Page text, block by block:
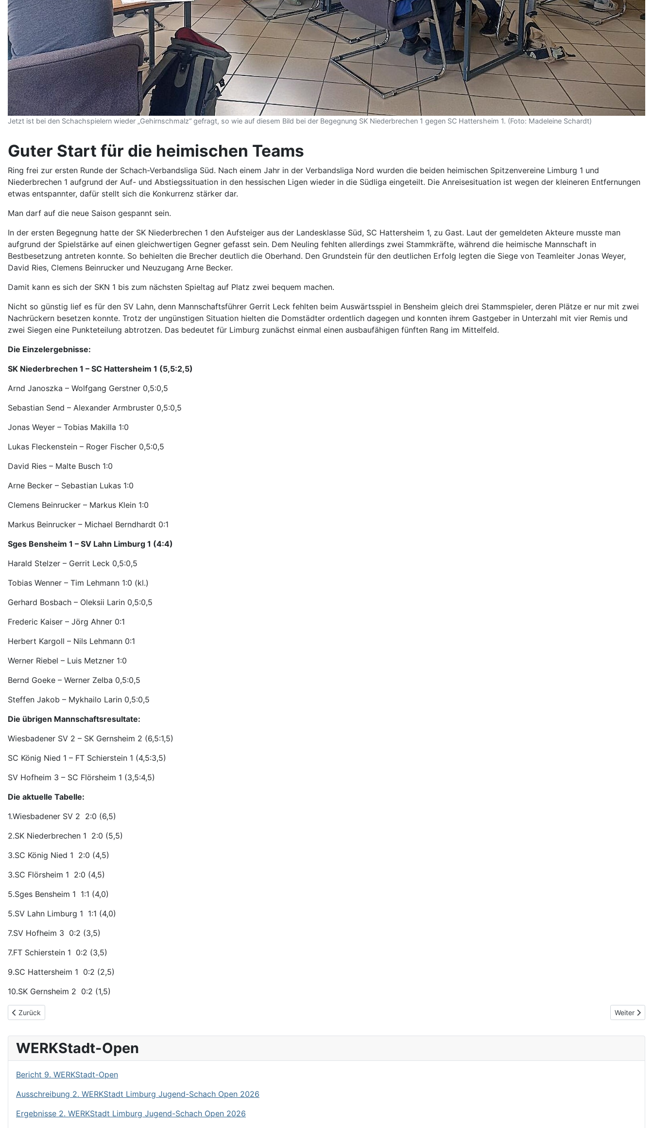
Jetzt ist bei den Schachspielern wieder „Gehirnschmalz“ gefragt, so wie auf diesem Bild bei der Begegnung SK Niederbrechen 1 gegen SC Hattersheim 1. (Foto: Madeleine Schardt)
Guter Start für die heimischen Teams
Ring frei zur ersten Runde der Schach-Verbandsliga Süd. Nach einem Jahr in der Verbandsliga Nord wurden die beiden heimischen Spitzenvereine Limburg 1 und
Niederbrechen 1 aufgrund der Auf- und Abstiegssituation in den hessischen Ligen wieder in die Südliga eingeteilt. Die Anreisesituation ist wegen der kleineren Entfernungen
etwas entspannter, dafür stellt sich die Konkurrenz stärker dar.
Man darf auf die neue Saison gespannt sein.
In der ersten Begegnung hatte der SK Niederbrechen 1 den Aufsteiger aus der Landesklasse Süd, SC Hattersheim 1, zu Gast. Laut der gemeldeten Akteure musste man
aufgrund der Spielstärke auf einen gleichwertigen Gegner gefasst sein. Dem Neuling fehlten allerdings zwei Stammkräfte, während die heimische Mannschaft in
Bestbesetzung antreten konnte. So behielten die Brecher deutlich die Oberhand. Den Grundstein für den deutlichen Erfolg legten die Siege von Teamleiter Jonas Weyer,
David Ries, Clemens Beinrucker und Neuzugang Arne Becker.
Damit kann es sich der SKN 1 bis zum nächsten Spieltag auf Platz zwei bequem machen.
Nicht so günstig lief es für den SV Lahn, denn Mannschaftsführer Gerrit Leck fehlten beim Auswärtsspiel in Bensheim gleich drei Stammspieler, deren Plätze er nur mit zwei
Nachrückern besetzen konnte. Trotz der ungünstigen Situation hielten die Domstädter ordentlich dagegen und konnten ihrem Gastgeber in Unterzahl mit vier Remis und
zwei Siegen eine Punkteteilung abtrotzen. Das bedeutet für Limburg zunächst einmal einen ausbaufähigen fünften Rang im Mittelfeld.
Die Einzelergebnisse:
SK Niederbrechen 1 – SC Hattersheim 1 (5,5:2,5)
Arnd Janoszka – Wolfgang Gerstner 0,5:0,5
Sebastian Send – Alexander Armbruster 0,5:0,5
Jonas Weyer – Tobias Makilla 1:0
Lukas Fleckenstein – Roger Fischer 0,5:0,5
David Ries – Malte Busch 1:0
Arne Becker – Sebastian Lukas 1:0
Clemens Beinrucker – Markus Klein 1:0
Markus Beinrucker – Michael Berndhardt 0:1
Sges Bensheim 1 – SV Lahn Limburg 1 (4:4)
Harald Stelzer – Gerrit Leck 0,5:0,5
Tobias Wenner – Tim Lehmann 1:0 (kl.)
Gerhard Bosbach – Oleksii Larin 0,5:0,5
Frederic Kaiser – Jörg Ahner 0:1
Herbert Kargoll – Nils Lehmann 0:1
Werner Riebel – Luis Metzner 1:0
Bernd Goeke – Werner Zelba 0,5:0,5
Steffen Jakob – Mykhailo Larin 0,5:0,5
Die übrigen Mannschaftsresultate:
Wiesbadener SV 2 – SK Gernsheim 2 (6,5:1,5)
SC König Nied 1 – FT Schierstein 1 (4,5:3,5)
SV Hofheim 3 – SC Flörsheim 1 (3,5:4,5)
Die aktuelle Tabelle:
1.Wiesbadener SV 2 2:0 (6,5)
2.SK Niederbrechen 1 2:0 (5,5)
3.SC König Nied 1 2:0 (4,5)
3.SC Flörsheim 1 2:0 (4,5)
5.Sges Bensheim 1 1:1 (4,0)
5.SV Lahn Limburg 1 1:1 (4,0)
7.SV Hofheim 3 0:2 (3,5)
7.FT Schierstein 1 0:2 (3,5)
9.SC Hattersheim 1 0:2 (2,5)
10.SK Gernsheim 2 0:2 (1,5)
Vorheriger Beitrag: Bericht 1. Runde Landesklasse West
Zurück Nächster
Weiter
WERKStadt-Open
Bericht 9. WERKStadt-Open
Ausschreibung 2. WERKStadt Limburg Jugend-Schach Open 2026
Ergebnisse 2. WERKStadt Limburg Jugend-Schach Open 2026